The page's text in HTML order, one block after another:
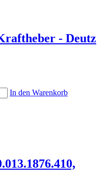
- Deutz
In den Warenkorb